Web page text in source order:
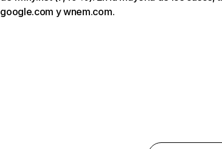
google.com y wnem.com.